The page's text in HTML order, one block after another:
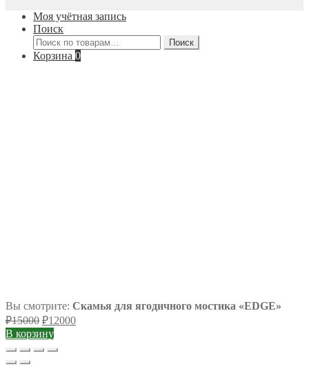
Моя учётная запись
Поиск
Искать:
Поиск
Корзина 0
Вы смотрите: Скамья для ягодичного мостика «EDGE»
₽15000 Первоначальная
цена
составляла
₽12000Текущая
В корзину